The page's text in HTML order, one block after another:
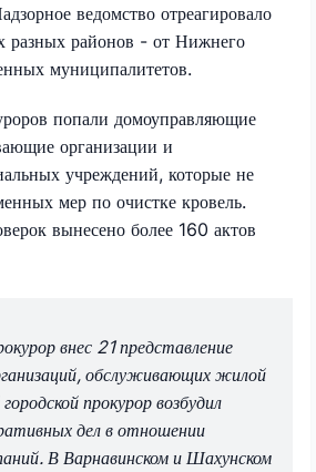
ведомство отреагировало
разных районов - от Нижнего
муниципалитетов.
попали домоуправляющие
организации и
учреждений, которые не
мер по очистке кровель.
вынесено более 160 актов
внес 21 представление
обслуживающих жилой
прокурор возбудил
дел в отношении
В Варнавинском и Шахунском